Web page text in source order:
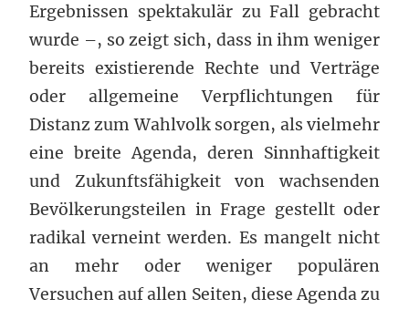
Ergebnissen spektakulär zu Fall gebracht
wurde –, so zeigt sich, dass in ihm weniger
bereits existierende Rechte und Verträge
oder allgemeine Verpflichtungen für
Distanz zum Wahlvolk sorgen, als vielmehr
eine breite Agenda, deren Sinnhaftigkeit
und Zukunftsfähigkeit von wachsenden
Bevölkerungsteilen in Frage gestellt oder
radikal verneint werden. Es mangelt nicht
an mehr oder weniger populären
Versuchen auf allen Seiten, diese Agenda zu